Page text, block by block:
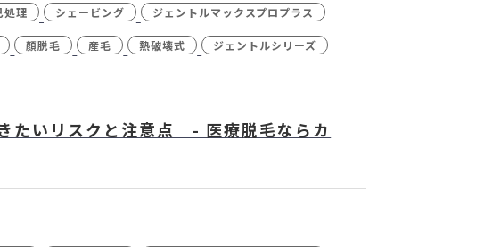
処理 シェービング ジェントルマックスプロプラス
顏脱毛 産毛 熱破壊式 ジェントルシリーズ
たいリスクと注意点 - 医療脱毛ならカ